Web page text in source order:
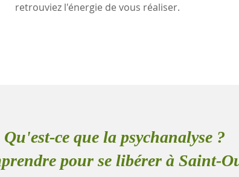
retrouviez l'énergie de vous réaliser.
Qu'est-ce que la psychanalyse ?
pour se libérer à Saint-